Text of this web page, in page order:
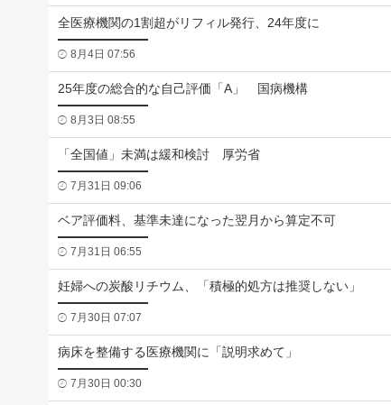
全医療機関の1割超がリフィル発行、24年度に
8月4日 07:56
25年度の総合的な自己評価「A」 国病機構
8月3日 08:55
「全国値」未満は緩和検討 厚労省
7月31日 09:06
ベア評価料、基準未達になった翌月から算定不可
7月31日 06:55
妊婦への炭酸リチウム、「積極的処方は推奨しない」
7月30日 07:07
病床を整備する医療機関に「説明求めて」
7月30日 00:30